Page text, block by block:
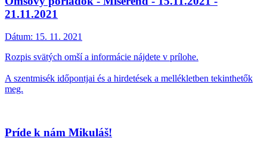
21.11.2021
Dátum: 15. 11. 2021
Rozpis svätých omší a informácie nájdete v prílohe.
A szentmisék időpontjai és a hirdetések a mellékletben tekinthetők
meg.
Príde k nám Mikuláš!